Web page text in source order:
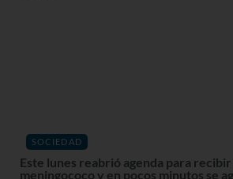
SOCIEDAD
Este lunes reabrió agenda para
meningococo y en pocos minutos se